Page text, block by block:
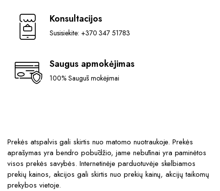
Konsultacijos
Susisiekite: +370 347 51783
Saugus apmokėjimas
100% Saugūs mokėjimai
Prekės atspalvis gali skirtis nuo matomo nuotraukoje. Prekės
aprašymas yra bendro pobūdžio, jame nebūtinai yra paminėtos
visos prekės savybės. Internetinėje parduotuvėje skelbiamos
prekių kainos, akcijos gali skirtis nuo prekių kainų, akcijų taikomų
prekybos vietoje.